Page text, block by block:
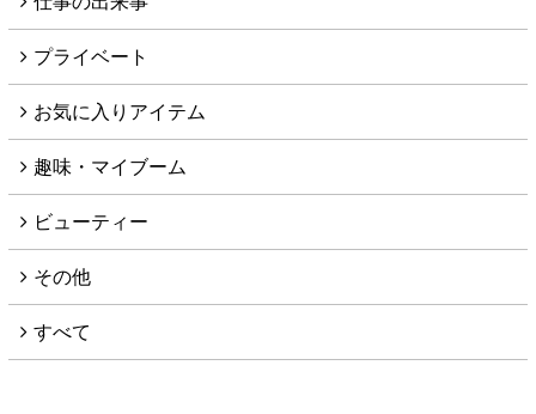
プライベート
お気に入りアイテム
趣味・マイブーム
ビューティー
その他
すべて